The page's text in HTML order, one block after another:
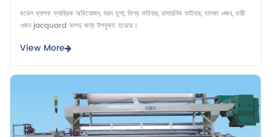
মডেল ব্যাপক ফ্যাব্রিক অভিযোজন, বয়ন তুলা, মিশ্র ফাইবার, রাসায়নিক ফাইবার, হালকা ওজন, ভারী
ওজন jacquard কাপড় জন্য উপযুক্ত হয়েছে।
View More